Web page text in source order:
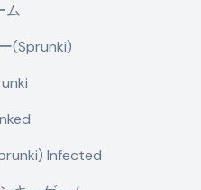
ム
(Sprunki)
Infected